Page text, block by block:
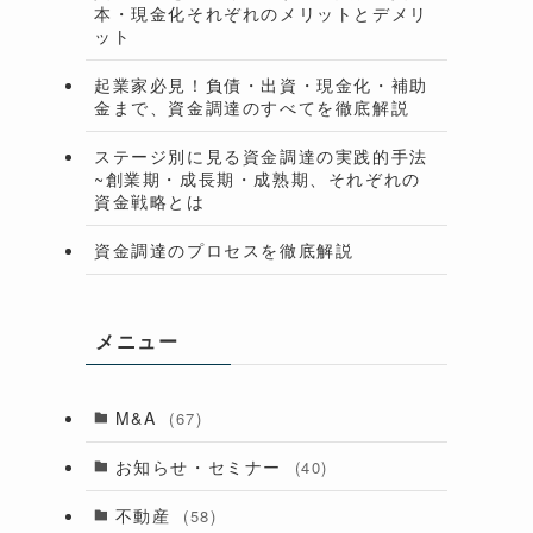
本・現金化それぞれのメリットとデメリ
ット
起業家必見！負債・出資・現金化・補助
金まで、資金調達のすべてを徹底解説
ステージ別に見る資金調達の実践的手法
~創業期・成長期・成熟期、それぞれの
資金戦略とは
資金調達のプロセスを徹底解説
メニュー
M&A (67)
お知らせ・セミナー (40)
不動産 (58)